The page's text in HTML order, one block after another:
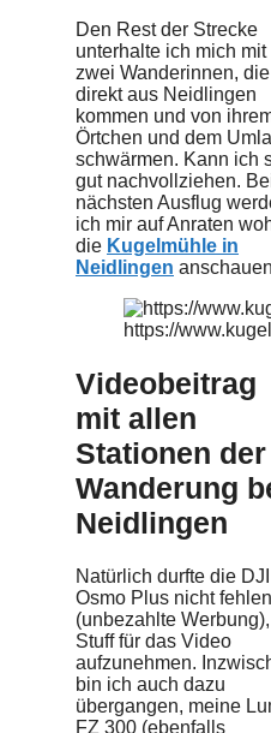
Den Rest der Strecke
unterhalte ich mich mit
zwei Wanderinnen, die
direkt aus Neidlingen
kommen und von
Örtchen und dem
schwärmen. Kann ich
gut nachvollziehen.
nächsten Ausflug
ich mir auf Anraten
die Kugelmühle in
Neidlingen
https://
Videobeitrag
mit allen
Stationen der
Wanderung
Neidlingen
Natürlich durfte die DJI
Osmo Plus nicht fehlen
(unbezahlte
Stuff für das Video
aufzunehmen.
bin ich auch dazu
übergangen, meine
FZ 300 (ebenfalls